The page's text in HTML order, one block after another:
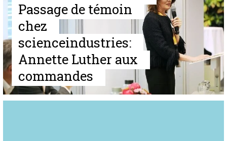
Passage de témoin
chez
scienceindustries:
Annette Luther aux
commandes